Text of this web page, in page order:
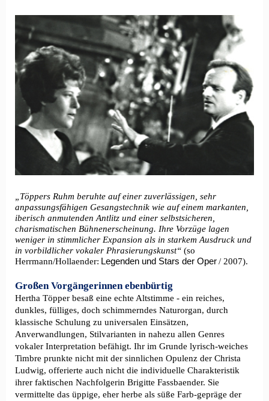
„Töppers Ruhm beruhte auf einer zuverlässigen, sehr
anpassungsfähigen Gesangstechnik wie auf einem markanten,
iberisch anmutenden Antlitz und einer selbstsicheren,
charismatischen Bühnenerscheinung. Ihre Vorzüge lagen
weniger in stimmlicher Expansion als in starkem Ausdruck und
in vorbildlicher vokaler Phrasierungskunst“ (so
Herrmann/Hollaender: Legenden und Stars der Oper/ 2007).
Großen Vorgängerinnen ebenbürtig
Hertha Töpper besaß eine echte Altstimme - ein reiches,
dunkles, fülliges, doch schimmerndes Naturorgan, durch
klassische Schulung zu universalen Einsätzen,
Anverwandlungen, Stilvarianten in nahezu allen Genres
vokaler Interpretation befähigt. Ihr im Grunde lyrisch-weiches
Timbre prunkte nicht mit der sinnlichen Opulenz der Christa
Ludwig, offerierte auch nicht die individuelle Charakteristik
ihrer faktischen Nachfolgerin Brigitte Fassbaender. Sie
vermittelte das üppige, eher herbe als süße Farb-gepräge der